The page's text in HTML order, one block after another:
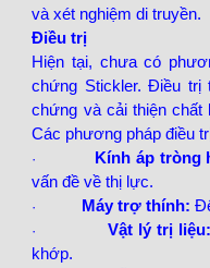
và xét nghiệm di truyền.
Điều trị
Hiện tại, chưa có
chứng Stickler. Điều trị
chứng và cải thiện
Các phương pháp điều
· Kính áp tròng
vấn đề về thị lực.
· Máy trợ thính:
· Vật lý trị liệu:
khớp.